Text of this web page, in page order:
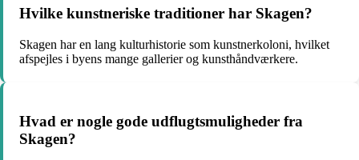
Hvilke kunstneriske traditioner har Skagen?
Skagen har en lang kulturhistorie som kunstnerkoloni, hvilket
afspejles i byens mange gallerier og kunsthåndværkere.
Hvad er nogle gode udflugtsmuligheder fra
Skagen?